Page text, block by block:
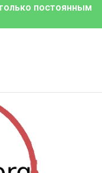
постоянным